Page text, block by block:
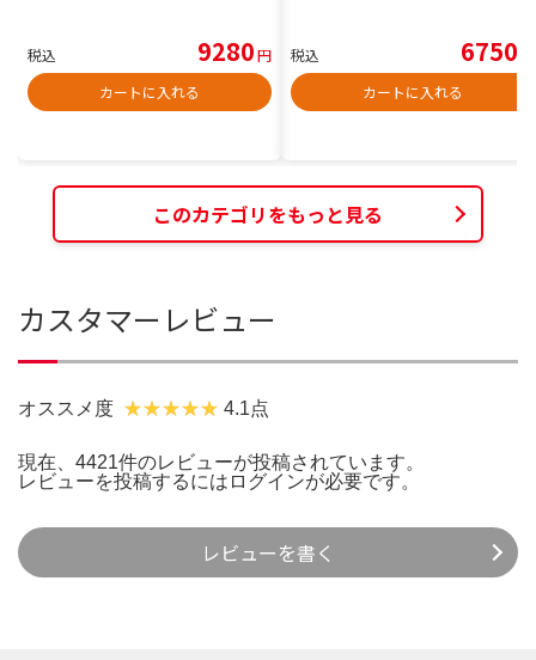
税込 9280円
カートに入れる
税込 6750
カートに入れる
このカテゴリをもっと見る
カスタマーレビュー
オススメ度 4.1点
現在、4421件のレビューが投稿されています。
レビューを投稿するには ログインが必要です。
レビューを書く